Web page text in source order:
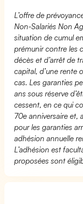
L’offre de
Non-Salariés Non
situation de cumul
prémunir contre les
décès et d’arrêt de
capital, d’une rente
cas. Les garanties
ans sous réserve
cessent, en ce qui
70e anniversaire et,
pour les garanties
adhésion annuelle
L’adhésion est
proposées sont